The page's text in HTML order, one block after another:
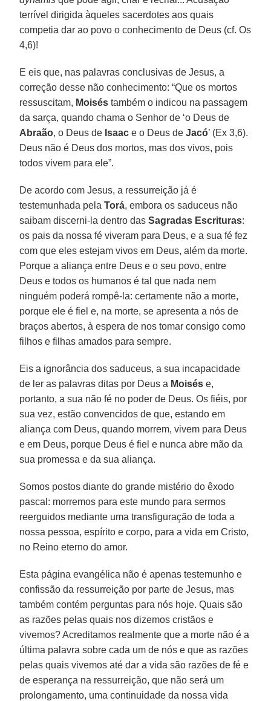
terrível dirigida àqueles sacerdotes aos quais
competia dar ao povo o conhecimento de Deus (cf. Os
4,6)!
E eis que, nas palavras conclusivas de Jesus, a
correção desse não conhecimento: “Que os mortos
ressuscitam, Moisés também o indicou na passagem
da sarça, quando chama o Senhor de ‘o Deus de
Abraão, o Deus de Isaac e o Deus deJacó’ (Ex 3,6).
Deus não é Deus dos mortos, mas dos vivos, pois
todos vivem para ele”.
De acordo com Jesus, a ressurreição já é
testemunhada pelaTorá, embora os saduceus não
saibam discerni-la dentro dasSagradas Escrituras:
os pais da nossa fé viveram para Deus, e a sua fé fez
com que eles estejam vivos em Deus, além da morte.
Porque a aliança entre Deus e o seu povo, entre
Deus e todos os humanos é tal que nada nem
ninguém poderá rompê-la: certamente não a morte,
porque ele é fiel e, na morte, se apresenta a nós de
braços abertos, à espera de nos tomar consigo como
filhos e filhas amados para sempre.
Eis a ignorância dos saduceus, a sua incapacidade
de ler as palavras ditas por Deus a Moisés e,
portanto, a sua não fé no poder de Deus. Os fiéis, por
sua vez, estão convencidos de que, estando em
aliança com Deus, quando morrem, vivem para Deus
e em Deus, porque Deus é fiel e nunca abre mão da
sua promessa e da sua aliança.
Somos postos diante do grande mistério do êxodo
pascal: morremos para este mundo para sermos
reerguidos mediante uma transfiguração de toda a
nossa pessoa, espírito e corpo, para a vida em Cristo,
no Reino eterno do amor.
Esta página evangélica não é apenas testemunho e
confissão da ressurreição por parte de Jesus, mas
também contém perguntas para nós hoje. Quais são
as razões pelas quais nos dizemos cristãos e
vivemos? Acreditamos realmente que a morte não é a
última palavra sobre cada um de nós e que as razões
pelas quais vivemos até dar a vida são razões de fé e
de esperança na ressurreição, que não será um
prolongamento, uma continuidade da nossa vida